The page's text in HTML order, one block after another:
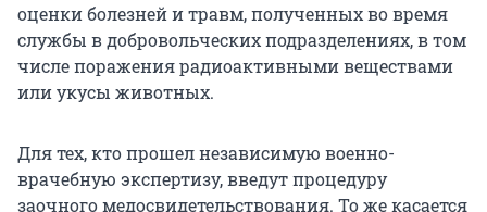
оценки болезней и травм, полученных во время
службы в добровольческих подразделениях, в том
числе поражения радиоактивными веществами
или укусы животных.
Для тех, кто прошел независимую военно-
врачебную экспертизу, введут процедуру
заочного медосвидетельствования. То же касается